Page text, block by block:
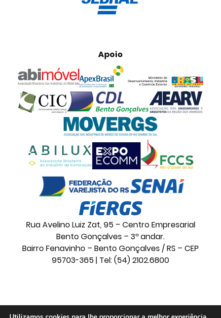
Apoio
Rua Avelino Luiz Zat, 95 – Centro Empresarial
Bento Gonçalves – 3º andar.
Bairro Fenavinho – Bento Gonçalves / RS – CEP
95703-365 | Tel: (54) 2102.6800
© 2026 Movelsul. Todos os direitos reservados.